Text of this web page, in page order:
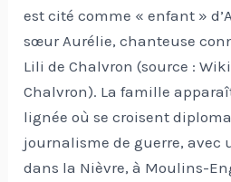
est cité comme « enfant »
sœur Aurélie, chanteuse
Lili de Chalvron (source :
Chalvron). La famille
lignée où se croisent
journalisme de guerre, avec
dans la Nièvre, à Moulins-